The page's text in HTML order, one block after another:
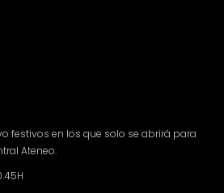
festivos en los que solo se abrirá para
Ateneo.